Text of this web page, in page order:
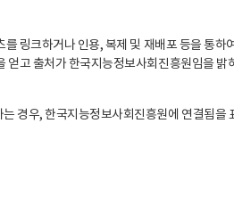
링크하거나 인용, 복제 및 재배포 등을 통
고 출처가 한국지능정보사회진흥원임을
경우, 한국지능정보사회진흥원에 연결됨